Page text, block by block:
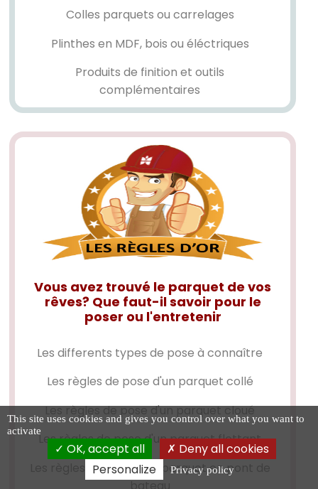
Colles parquets ou carrelages
Plinthes en MDF, bois ou éléctriques
Produits de finition et outils
complémentaires
Vous avez trouvé le parquet de vos
rêves? Que faut-il savoir pour le
poser ou l'entretenir
Les differents types de pose à connaître
Les règles de pose d'un parquet collé
Les règles de pose d'unparquet cloué
Les règles de pose d'unparquet flottant
Les règles de pose d'un
parquet en pont de
This site uses cookies and gives you control over what you want to
activate
OK, accept all
Deny all cookies
Personalize
Privacy policy